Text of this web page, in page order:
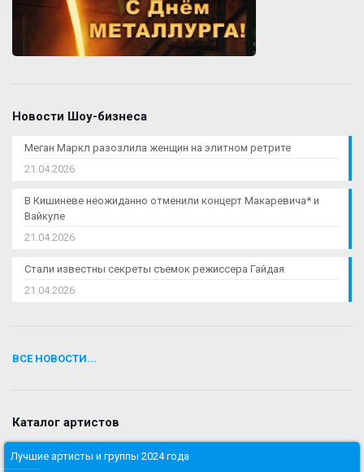
Новости Шоу-бизнеса
Меган Маркл разозлила женщин на элитном ретрите
21.04.2026
В Кишиневе неожиданно отменили концерт Макаревича* и
Вайкуле
21.04.2026
Стали известны секреты съемок режиссера Гайдая
21.04.2026
ВСЕ НОВОСТИ...
Каталог артистов
Лучшие артисты и группы 2024 года